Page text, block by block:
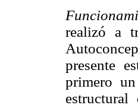
realizó a
presente
primero